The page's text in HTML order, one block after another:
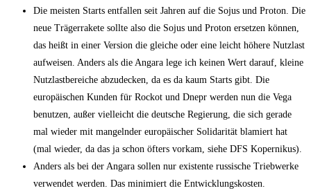
Die meisten Starts entfallen seit Jahren auf die Sojus und Proton. Die
neue Trägerrakete sollte also die Sojus und Proton ersetzen können,
das heißt in einer Version die gleiche oder eine leicht höhere Nutzlast
aufweisen. Anders als die Angara lege ich keinen Wert darauf, kleine
Nutzlastbereiche abzudecken, da es da kaum Starts gibt. Die
europäischen Kunden für Rockot und Dnepr werden nun die Vega
benutzen, außer vielleicht die deutsche Regierung, die sich gerade
mal wieder mit mangelnder europäischer Solidarität blamiert hat
(mal wieder, da das ja schon öfters vorkam, siehe DFS Kopernikus).
Anders als bei der Angara sollen nur existente russische Triebwerke
verwendet werden. Das minimiert die Entwicklungskosten.